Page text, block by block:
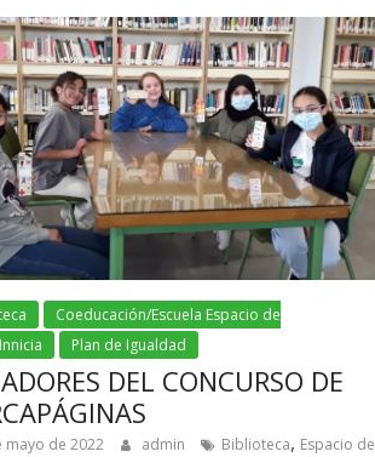
Coeducación/Escuela Espacio de
Innicia Plan de Igualdad
DEL CONCURSO DE
mayo de 2022 admin Biblioteca, Espacio de